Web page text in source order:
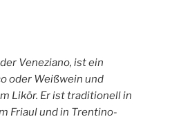
Veneziano, ist ein
oder Weißwein und
Likör. Er ist traditionell in
Friaul und in Trentino-